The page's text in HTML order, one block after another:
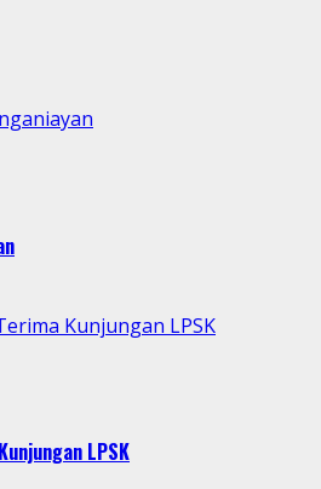
Kunjungan LPSK
LPSK